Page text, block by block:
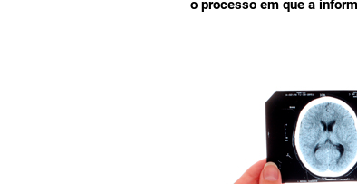
o processo em que a